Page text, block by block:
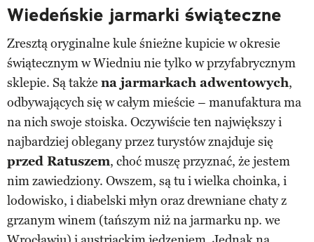
Wiedeńskie jarmarki świąteczne
Zresztą oryginalne kule śnieżne kupicie w okresie
świątecznym w Wiedniu nie tylko w przyfabrycznym
sklepie. Są także na jarmarkach adwentowych,
odbywających się w całym mieście – manufaktura ma
na nich swoje stoiska. Oczywiście ten największy i
najbardziej oblegany przez turystów znajduje się
przed Ratuszem, choć muszę przyznać, że jestem
nim zawiedziony. Owszem, są tu i wielka choinka, i
lodowisko, i diabelski młyn oraz drewniane chaty z
grzanym winem (tańszym niż na jarmarku np. we